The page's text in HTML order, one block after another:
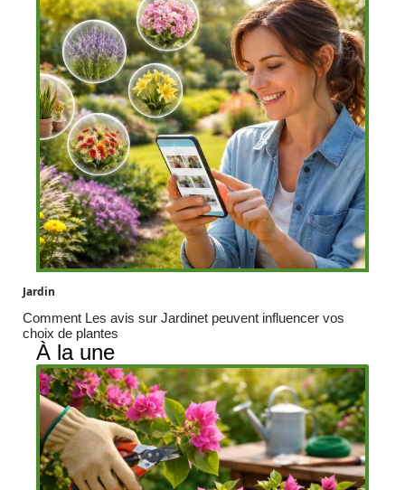
Jardin
Comment Les avis sur Jardinet peuvent influencer vos
choix de plantes
À la une